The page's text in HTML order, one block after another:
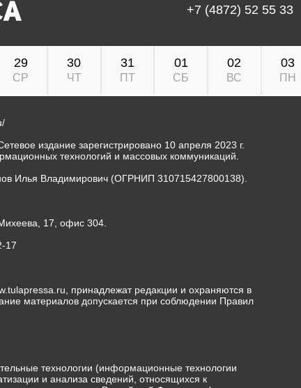
+7 (4872) 52 55 33
29
СР
30
ЧТ
31
ПТ
01
СБ
02
ВС
03
ПН
издание зарегистрировано 10 апреля 2023 г.
технологий и массовых коммуникаций.
Илья Владимирович (ОГРНИП 310715427800138).
17, офис 304.
17
принадлежат редакции и охраняются в
материалов допускается при соблюдении Правил
технологии (информационные технологии
и анализа сведений, относящихся к